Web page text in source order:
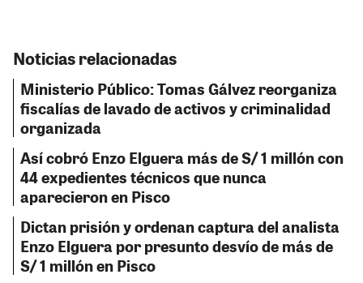
Noticias relacionadas
Ministerio Público: Tomas Gálvez reorganiza
fiscalías de lavado de activos y criminalidad
organizada
Así cobró Enzo Elguera más de S/ 1 millón con
44 expedientes técnicos que nunca
aparecieron en Pisco
Dictan prisión y ordenan captura del analista
Enzo Elguera por presunto desvío de más de
S/ 1 millón en Pisco